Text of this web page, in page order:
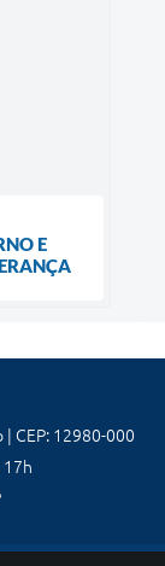
E
| CEP: 12980-000
17h